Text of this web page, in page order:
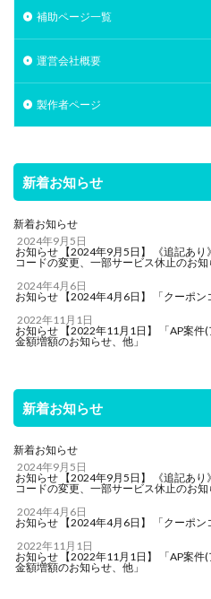
補助ページ一覧
運営会社概要
製作者ページ
新着お知らせ
新着お知らせ
2024年9月5日
お知らせ 【2024年9月5日】 《追記あ
コードの変更、一部サービス休止のお知
2024年4月6日
お知らせ 【2024年4月6日】 「クーポン
2022年11月1日
お知らせ 【2022年11月1日】 「AP案
金額増額のお知らせ、他」
新着お知らせ
新着お知らせ
2024年9月5日
お知らせ 【2024年9月5日】 《追記あ
コードの変更、一部サービス休止のお知
2024年4月6日
お知らせ 【2024年4月6日】 「クーポン
2022年11月1日
お知らせ 【2022年11月1日】 「AP案
金額増額のお知らせ、他」